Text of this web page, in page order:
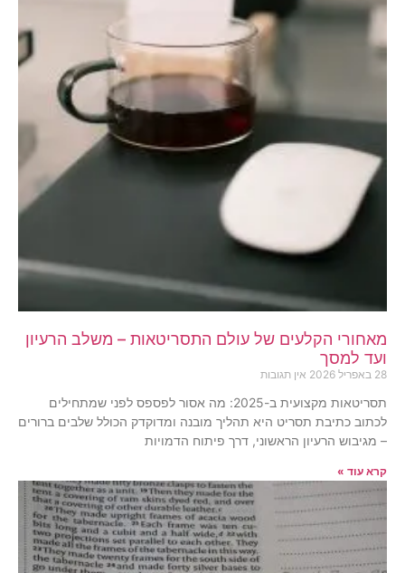
מאחורי הקלעים של עולם התסריטאות – משלב הרעיון
ועד למסך
28 באפריל 2026 אין תגובות
תסריטאות מקצועית ב-2025: מה אסור לפספס לפני שמתחילים
לכתוב כתיבת תסריט היא תהליך מובנה ומדוקדק הכולל שלבים ברורים
– מגיבוש הרעיון הראשוני, דרך פיתוח הדמויות
קרא עוד »